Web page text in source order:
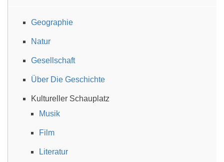
Geographie
Natur
Gesellschaft
Über Die Geschichte
Kultureller Schauplatz
Musik
Film
Literatur